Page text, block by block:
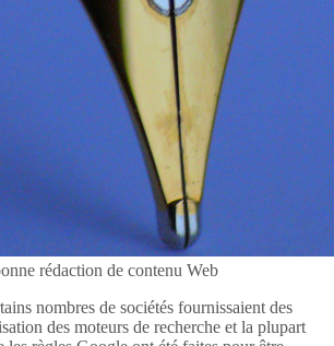
rédaction de contenu Web
nombres de sociétés fournissaient des
des moteurs de recherche et la plupart